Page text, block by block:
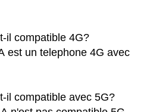
il compatible 4G?
est un telephone 4G avec
il compatible avec 5G?